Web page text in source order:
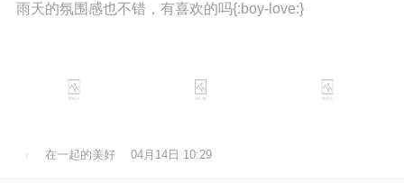
雨天的氛围感也不错，有喜欢的吗{:boy-love:}
在一起的美好 04月14日 10:29